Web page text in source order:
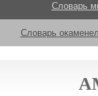
Словарь
Словарь